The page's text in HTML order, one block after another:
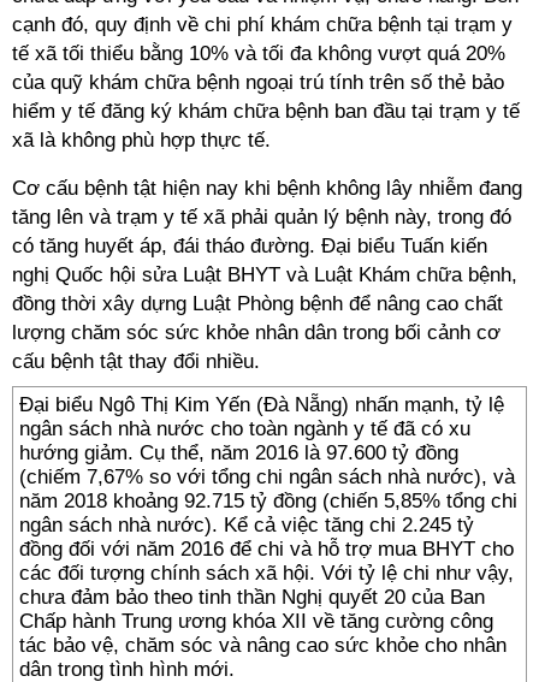
cạnh đó, quy định về chi phí khám chữa bệnh tại trạm y
tế xã tối thiểu bằng 10% và tối đa không vượt quá 20%
của quỹ khám chữa bệnh ngoại trú tính trên số thẻ bảo
hiểm y tế đăng ký khám chữa bệnh ban đầu tại trạm y tế
xã là không phù hợp thực tế.
Cơ cấu bệnh tật hiện nay khi bệnh không lây nhiễm đang
tăng lên và trạm y tế xã phải quản lý bệnh này, trong đó
có tăng huyết áp, đái tháo đường. Đại biểu Tuấn kiến
nghị Quốc hội sửa Luật BHYT và Luật Khám chữa bệnh,
đồng thời xây dựng Luật Phòng bệnh để nâng cao chất
lượng chăm sóc sức khỏe nhân dân trong bối cảnh cơ
cấu bệnh tật thay đổi nhiều.
Đại biểu Ngô Thị Kim Yến (Đà Nẵng) nhấn mạnh, tỷ lệ
ngân sách nhà nước cho toàn ngành y tế đã có xu
hướng giảm. Cụ thể, năm 2016 là 97.600 tỷ đồng
(chiếm 7,67% so với tổng chi ngân sách nhà nước), và
năm 2018 khoảng 92.715 tỷ đồng (chiến 5,85% tổng chi
ngân sách nhà nước). Kể cả việc tăng chi 2.245 tỷ
đồng đối với năm 2016 để chi và hỗ trợ mua BHYT cho
các đối tượng chính sách xã hội. Với tỷ lệ chi như vậy,
chưa đảm bảo theo tinh thần Nghị quyết 20 của Ban
Chấp hành Trung ương khóa XII về tăng cường công
tác bảo vệ, chăm sóc và nâng cao sức khỏe cho nhân
dân trong tình hình mới.